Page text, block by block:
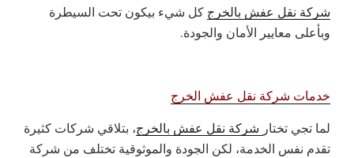
شركة نقل عفش بالخرج كل شيء بيكون تحت السيطرة
وبأعلى معايير الأمان والجودة.
خدمات شركة نقل عفش الخرج
لما تجي تختار شركة نقل عفش بالخرج، بتلاقي شركات كثيرة
تقدم نفس الخدمة، لكن الجودة والموثوقية تختلف من شركة